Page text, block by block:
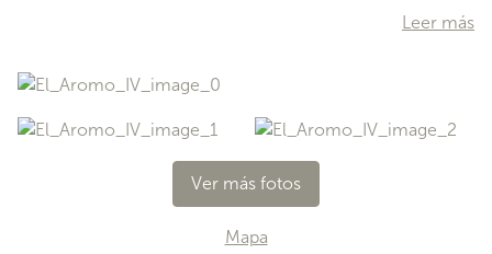
mantenimiento. Además, tiene portón de acceso y las
ventanas de la propiedad con rejas de color negro, que
mantienen la seguridad del hogar. En el primer piso, verás
lacocina independiente(muy amplia y cómoda, con
mesones de cuarzo), junto a las zonas de living comedor,
las cuales tienen salida hacia el sector del quincho(todos
Leer más
Ver más fotos
Mapa